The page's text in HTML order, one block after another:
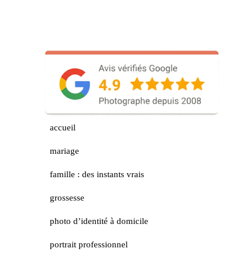
accueil
mariage
famille : des instants vrais
grossesse
photo d’identité à domicile
portrait professionnel